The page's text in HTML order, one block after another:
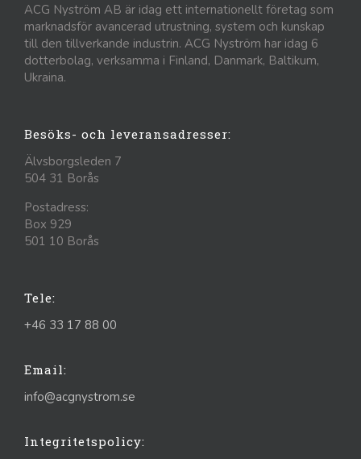
ACG Nyström AB är idag ett internationellt företag som
marknadsför avancerad utrustning, system och kunskap
till den tillverkande industrin. ACG Nyström har idag 6
dotterbolag, verksamma i Finland, Danmark, Baltikum,
Ukraina.
Besöks- och leveransadresser:
Älvsborgsleden 7
504 31 Borås
Postadress:
Box 929
501 10 Borås
Tele:
+46 33 17 88 00
Email:
info@acgnystrom.se
Integritetspolicy: